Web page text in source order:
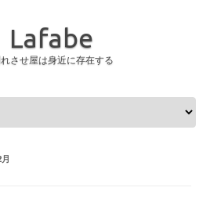
Lafabe
させ屋は身近に存在する